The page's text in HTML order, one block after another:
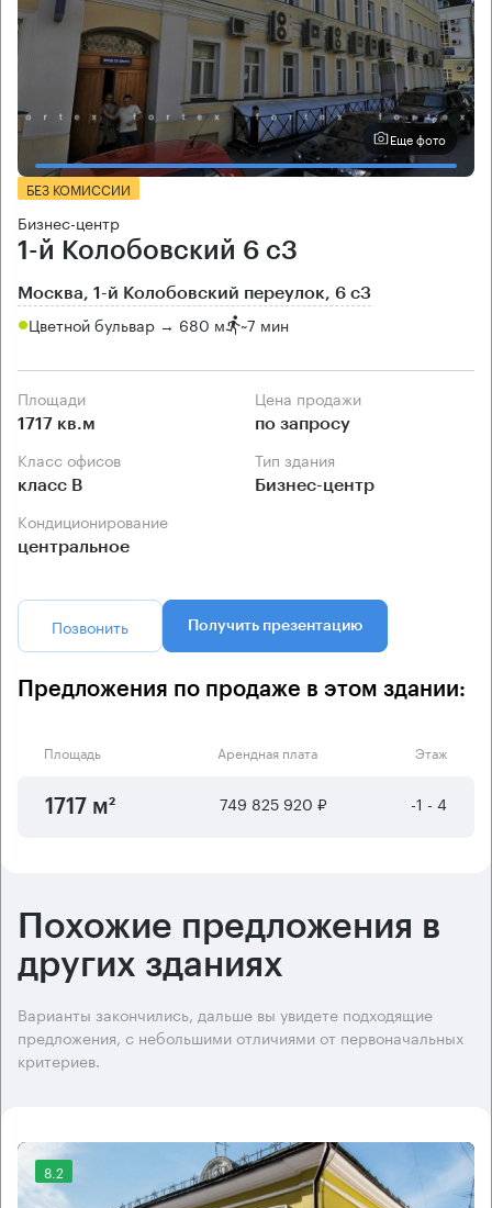
Еще фото
БЕЗ КОМИССИИ
Бизнес-центр
1-й Колобовский 6 с3
Москва, 1-й Колобовский переулок, 6 с3
Цветной бульвар → 680 м ~7 мин
Площади
1717 кв.м
Цена продажи
по запросу
Класс офисов
класс B
Тип здания
Бизнес-центр
Кондиционирование
центральное
Позвонить Получить презентацию
Предложения по продаже в этом здании:
Площадь Арендная плата Этаж
1717 м² 749 825 920 ₽ -1 - 4
Похожие предложения в
других зданиях
Варианты закончились, дальше вы увидете подходящие
предложения, с небольшими отличиями от первоначальных
критериев.
8.2